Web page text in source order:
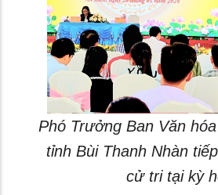
Phó Trưởng Ban Văn
tỉnh Bùi Thanh Nhàn
cử tri tại kỳ